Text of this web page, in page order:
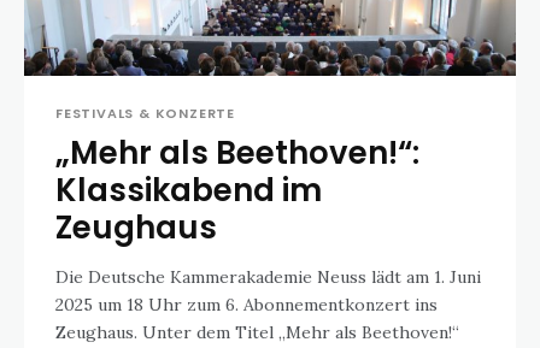
FESTIVALS & KONZERTE
„Mehr als Beethoven!“:
Klassikabend im
Zeughaus
Die Deutsche Kammerakademie Neuss lädt am 1. Juni
2025 um 18 Uhr zum 6. Abonnementkonzert ins
Zeughaus. Unter dem Titel „Mehr als Beethoven!“